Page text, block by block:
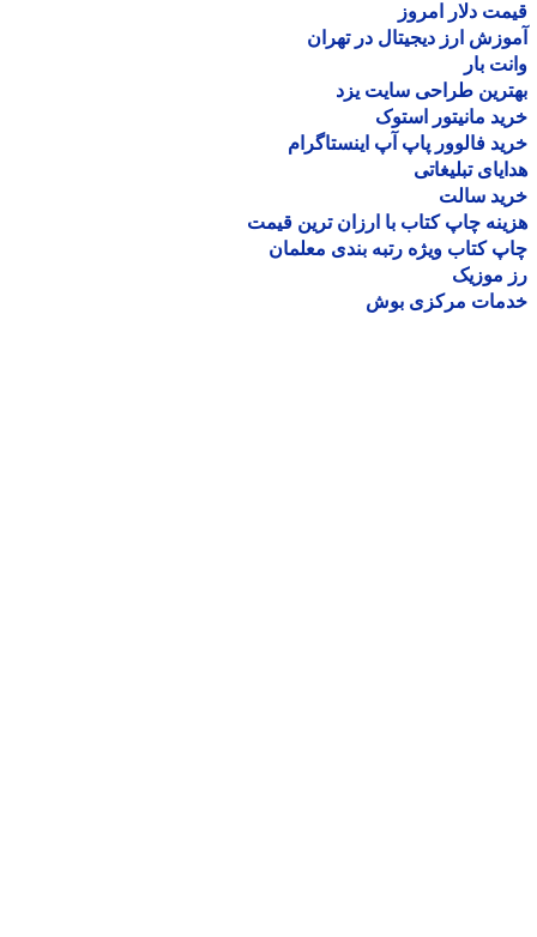
دلار امروز
ارز دیجیتال در تهران
بار
طراحی سایت یزد
مانیتور استوک
فالوور پاپ آپ اینستاگرام
تبلیغاتی
سالت
چاپ کتاب با ارزان ترین قیمت
کتاب ویژه رتبه بندی معلمان
موزیک
مرکزی بوش